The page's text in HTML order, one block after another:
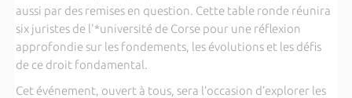
aussi par des remises en question. Cette table ronde réunira
six juristes de l'*université de Corse pour une réflexion
approfondie sur les fondements, les évolutions et les défis
de ce droit fondamental.
Cet événement, ouvert à tous, sera l’occasion d’explorer les